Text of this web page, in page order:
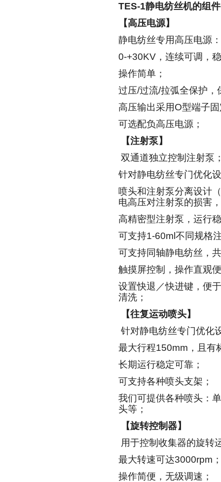
TES-1静电纺丝机的组
【高压电源】
静电纺丝专用高压电源：
0-+30KV ，连续可调，
操作简单；
过压/过流/拉弧全保护，
高压输出采用O型端子
可选配负高压电源；
【注射泵】
双通道独立控制注射泵
针对静电纺丝专门优化
喷头和注射泵分离设计（
电高压对注射泵的损害
高精密型注射泵，运行
可支持1-60ml不同规格
可支持同轴静电纺丝，
触摸屏控制，操作直观
设置快退／快进键，便
清洗；
【往复运动喷头】
针对静电纺丝专门优化
最大行程150mm ，且有
长期运行稳定可靠；
可支持各种喷头支架；
我们可提供各种喷头：
头等；
【旋转控制器】
用于控制收集器的旋转
最大转速可达3000rpm
操作简便，无级调速；